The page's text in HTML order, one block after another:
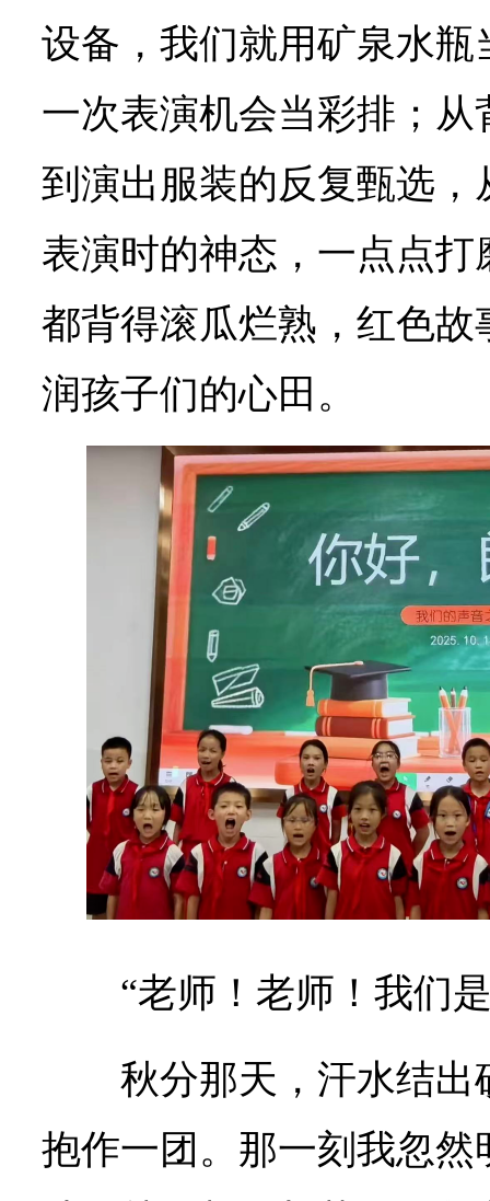
设备，我们就用矿泉水
一次表演机会当彩排；
到演出服装的反复甄选
表演时的神态，一点点
都背得滚瓜烂熟，红色
润孩子们的心田。
“老师！老师！我们
秋分那天，汗水结
抱作一团。那一刻我忽